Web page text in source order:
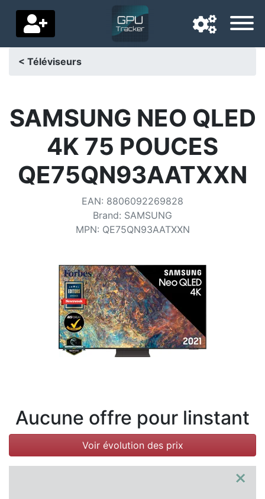
Pays de livraison
Baisses de prix
Paramètres
Conditions
Catégories
< Téléviseurs
SAMSUNG NEO QLED
4K 75 POUCES
QE75QN93AATXXN
EAN: 8806092269828
Brand: SAMSUNG
MPN: QE75QN93AATXXN
Aucune offre pour linstant
Voir évolution des prix
×